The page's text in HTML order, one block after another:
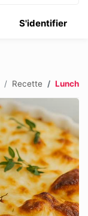
S'identifier
Recette Lunch